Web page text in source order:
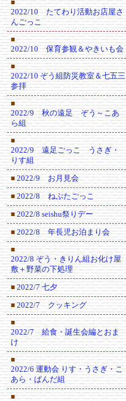
■
2022/10 たてわり活動お店屋さ
んごっこ
■
2022/10 保育参観＆やきいも会
■
2022/10 ぞう組防災教室＆七五三
参拝
■
2022/9 秋の遠足 ぞう～こあ
ら組
■
2022/9 遠足ごっこ うさぎ・
りす組
■ 2022/9 お月見会
■ 2022/8 ねぷたごっこ
■ 2022/8 seishu祭りデー
■ 2022/8 年長児お泊まり会
■
2022/8 ぞう・きりん組お化け屋
敷＋野菜の下処理
■ 2022/7 七夕
■ 2022/7 クッキング
■
2022/7 給食・誕生会編とおま
け
■
2022/6 運動会 りす・うさぎ・こ
あら・ぱんだ組
■